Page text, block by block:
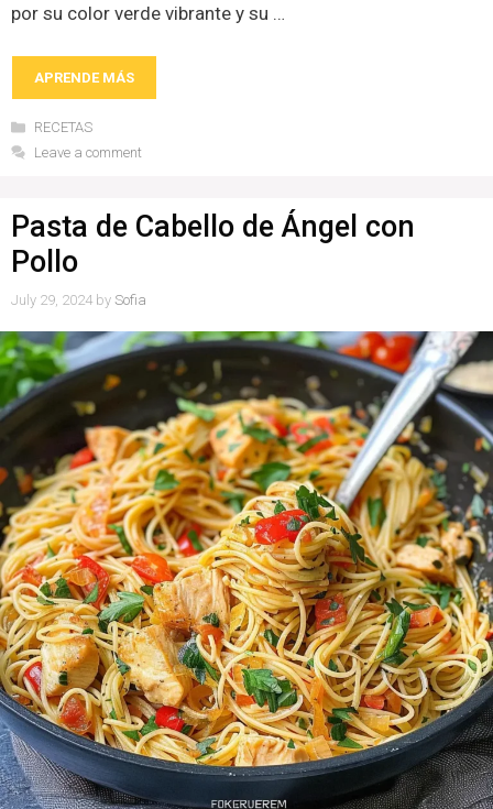
por su color verde vibrante y su …
APRENDE MÁS
Categories
RECETAS
Leave a comment
Pasta de Cabello de Ángel con
Pollo
July 29, 2024 by Sofia